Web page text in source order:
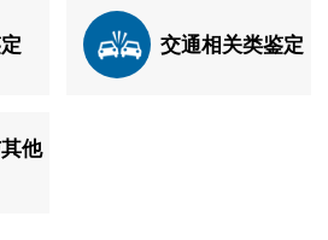
交通相关类鉴定
他